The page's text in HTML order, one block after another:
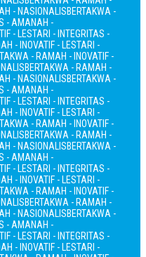
- NASIONALISBERTAKWA -
- AMANAH -
- LESTARI - INTEGRITAS -
- INOVATIF - LESTARI -
- RAMAH - INOVATIF -
BERTAKWA - RAMAH -
- NASIONALISBERTAKWA -
- AMANAH -
- LESTARI - INTEGRITAS -
- INOVATIF - LESTARI -
- RAMAH - INOVATIF -
BERTAKWA - RAMAH -
- NASIONALISBERTAKWA -
- AMANAH -
- LESTARI - INTEGRITAS -
- INOVATIF - LESTARI -
- RAMAH - INOVATIF -
BERTAKWA - RAMAH -
- NASIONALISBERTAKWA -
- AMANAH -
- LESTARI - INTEGRITAS -
- INOVATIF - LESTARI -